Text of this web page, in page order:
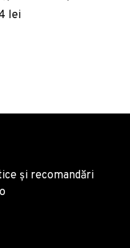
Bumbac Ranforce
lei
și recomandări